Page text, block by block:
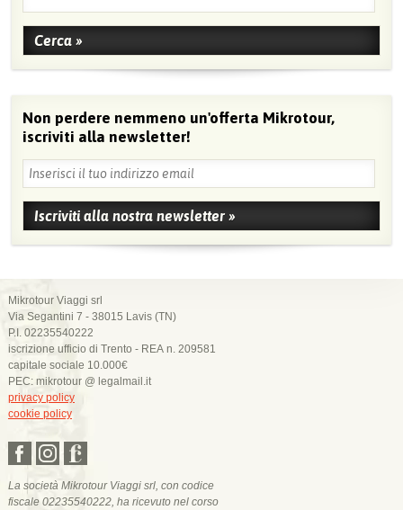
Non perdere nemmeno un'offerta Mikrotour,
iscriviti alla newsletter!
Mikrotour Viaggi srl
Via Segantini 7 - 38015 Lavis (TN)
P.I. 02235540222
iscrizione ufficio di Trento - REA n. 209581
capitale sociale 10.000€
PEC: mikrotour @ legalmail.it
privacy policy
cookie policy
La società Mikrotour Viaggi srl, con codice
fiscale 02235540222, ha ricevuto nel corso